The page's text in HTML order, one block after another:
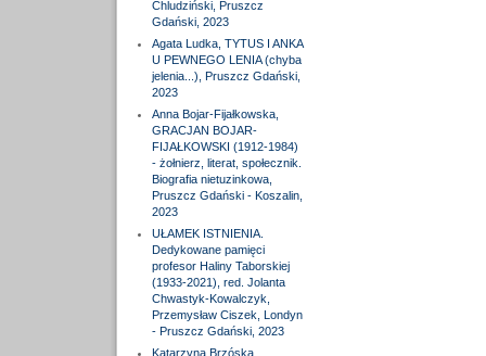
Chludziński, Pruszcz
Gdański, 2023
Agata Ludka, TYTUS I ANKA
U PEWNEGO LENIA (chyba
jelenia...), Pruszcz Gdański,
2023
Anna Bojar-Fijałkowska,
GRACJAN BOJAR-
FIJAŁKOWSKI (1912-1984)
- żołnierz, literat, społecznik.
Biografia nietuzinkowa,
Pruszcz Gdański - Koszalin,
2023
UŁAMEK ISTNIENIA.
Dedykowane pamięci
profesor Haliny Taborskiej
(1933-2021), red. Jolanta
Chwastyk-Kowalczyk,
Przemysław Ciszek, Londyn
- Pruszcz Gdański, 2023
Katarzyna Brzóska,